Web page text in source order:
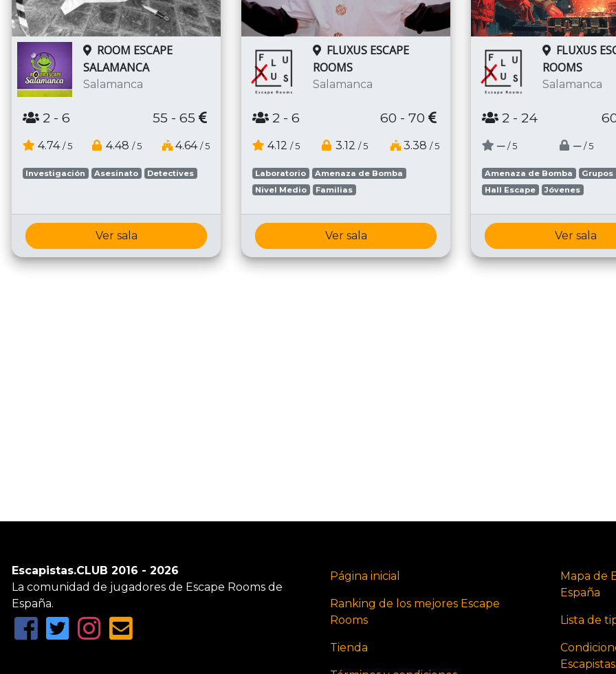
ROOM ESCAPE
SALAMANCA
Salamanca
2 - 6 55 - 65
4.74 / 5 4.48 / 5 4.64 / 5
Investigación Asesinato Detectives
Ver sala
FLUXUS ESCAPE
ROOMS
Salamanca
2 - 6 60 - 70
4.12 / 5 3.12 / 5 3.38 / 5
Laboratorio
Amenaza de Bomba
Nivel Medio
Familias
Ver sala
FLUXUS
ROOMS
Salamanca
2 - 24
─ / 5 ─ / 5
Amenaza de Bomba
Hall Escape
Jóvenes
Ver sala
Escapistas.CLUB 2016 - 2026
La comunidad de jugadores de Escape Rooms de
España.
Página inicial
Ranking de los mejores Escape
Rooms
Tienda
Mapa de
España
Lista de